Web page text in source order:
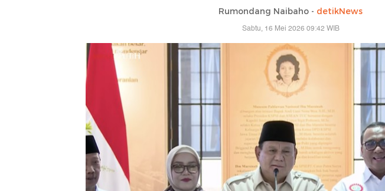
Rumondang Naibaho - detikNews
Sabtu, 16 Mei 2026 09:42 WIB